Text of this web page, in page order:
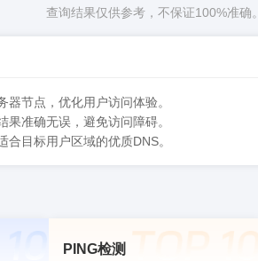
查询结果仅供参考，不保证100%准确。
节点，优化用户访问体验。
准确无误，避免访问障碍。
目标用户区域的优质DNS。
PING检测